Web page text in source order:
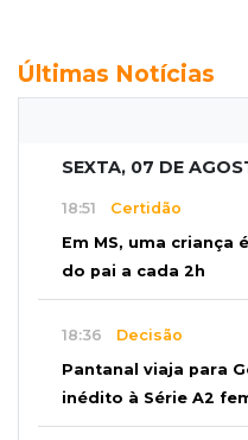
Últimas Notícias
SEXTA, 07 DE
18:51 Certidão
Em MS, uma criança
do pai a cada 2h
18:36 Decisão
Pantanal viaja para
inédito à Série A2